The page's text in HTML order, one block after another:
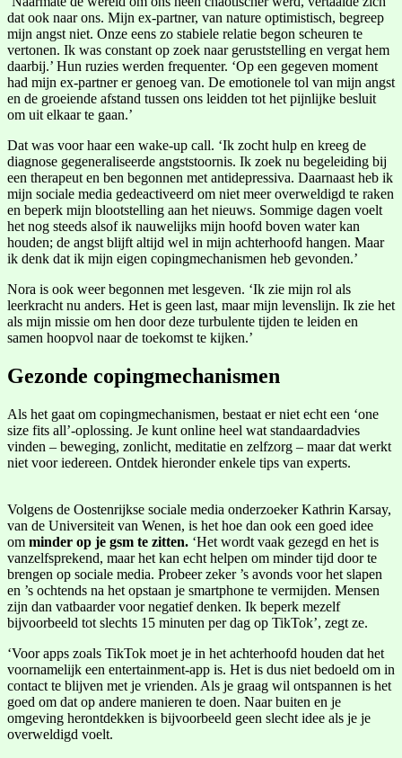
dat ook naar ons. Mijn ex-partner, van nature optimistisch, begreep
mijn angst niet. Onze eens zo stabiele relatie begon scheuren te
vertonen. Ik was constant op zoek naar geruststelling en vergat hem
daarbij.’ Hun ruzies werden frequenter. ‘Op een gegeven moment
had mijn ex-partner er genoeg van. De emotionele tol van mijn angst
en de groeiende afstand tussen ons leidden tot het pijnlijke besluit
om uit elkaar te gaan.’
Dat was voor haar een wake-up call. ‘Ik zocht hulp en kreeg de
diagnose gegeneraliseerde angststoornis. Ik zoek nu begeleiding bij
een therapeut en ben begonnen met antidepressiva. Daarnaast heb ik
mijn sociale media gedeactiveerd om niet meer overweldigd te raken
en beperk mijn blootstelling aan het nieuws. Sommige dagen voelt
het nog steeds alsof ik nauwelijks mijn hoofd boven water kan
houden; de angst blijft altijd wel in mijn achterhoofd hangen. Maar
ik denk dat ik mijn eigen copingmechanismen heb gevonden.’
Nora is ook weer begonnen met lesgeven. ‘Ik zie mijn rol als
leerkracht nu anders. Het is geen last, maar mijn levenslijn. Ik zie het
als mijn missie om hen door deze turbulente tijden te leiden en
samen hoopvol naar de toekomst te kijken.’
Gezonde copingmechanismen
Als het gaat om copingmechanismen, bestaat er niet echt een ‘one
size fits all’-oplossing. Je kunt online heel wat standaardadvies
vinden – beweging, zonlicht, meditatie en zelfzorg – maar dat werkt
niet voor iedereen. Ontdek hieronder enkele tips van experts.
Volgens de Oostenrijkse sociale media onderzoeker Kathrin Karsay,
van de Universiteit van Wenen, is het hoe dan ook een goed idee
om minder op je gsm te zitten. ‘Het wordt vaak gezegd en het is
vanzelfsprekend, maar het kan echt helpen om minder tijd door te
brengen op sociale media. Probeer zeker ’s avonds voor het slapen
en ’s ochtends na het opstaan je smartphone te vermijden. Mensen
zijn dan vatbaarder voor negatief denken. Ik beperk mezelf
bijvoorbeeld tot slechts 15 minuten per dag op TikTok’, zegt ze.
‘Voor apps zoals TikTok moet je in het achterhoofd houden dat het
voornamelijk een entertainment-app is. Het is dus niet bedoeld om in
contact te blijven met je vrienden. Als je graag wil ontspannen is het
goed om dat op andere manieren te doen. Naar buiten en je
omgeving herontdekken is bijvoorbeeld geen slecht idee als je je
overweldigd voelt.